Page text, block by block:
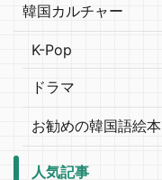
韓国カルチャー
K-Pop
ドラマ
お勧めの韓国語絵本
人気記事